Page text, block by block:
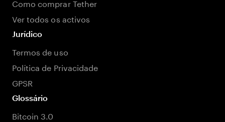
Como comprar Tether
Ver todos os activos
Jurídico
Termos de uso
Política de Privacidade
GPSR
Glossário
Bitcoin 3.0